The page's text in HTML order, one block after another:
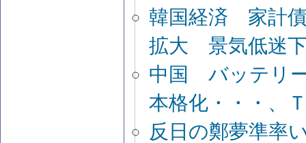
韓国経済 家計
拡大 景気低迷
中国 バッテリ
本格化・・・、
反日の鄭夢準率